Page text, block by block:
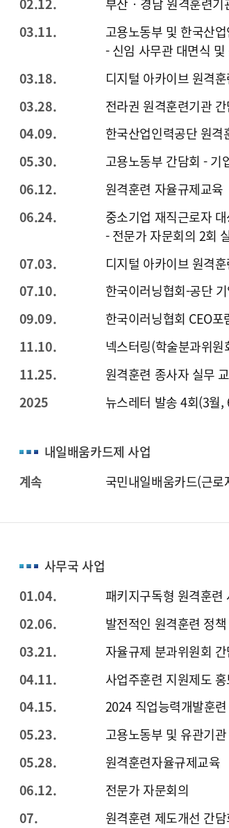
02.12.
부산‧경남 원격훈련기
03.11.
고용노동부 및 한국산
- 신임 사무관 대면식
03.18.
디지털 아카이브 원격
03.28.
전라권 원격훈련기관
04.09.
한국산업인력공단 원
05.30.
고용노동부 간담회 - 기
06.12.
원격훈련 자율규제교육
06.24.
중소기업 재직근로자
- 전문가 자문회의 2회
07.03.
디지털 아카이브 원격
07.10.
한국이러닝협회-공단
09.09.
한국이러닝협회 CEO포
11.10.
넥스터링(학술분과위원
11.25.
원격훈련 종사자 실무
2025
뉴스레터 발송 4회(3월,
내일배움카드제 사업
계속
국민내일배움카드(근
사무국 사업
01.04.
패키지구독형 원격훈련
02.06.
발전적인 원격훈련 정
03.21.
자율규제 분과위원회
04.11.
사업주훈련 지원제도
04.15.
2024 직업능력개발훈
05.23.
고용노동부 및 유관기
05.28.
원격훈련자율규제교육
06.12.
전문가 자문회의
07.
원격훈련 제도개선 간담